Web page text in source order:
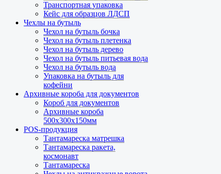
Транспортная упаковка
Кейс для образцов ЛДСП
Чехлы на бутыль
Чехол на бутыль бочка
Чехол на бутыль плетенка
Чехол на бутыль дерево
Чехол на бутыль питьевая вода
Чехол на бутыль вода
Упаковка на бутыль для
кофейни
Архивные короба для документов
Короб для документов
Архивные короба
500х300х150мм
POS-продукция
Тантамареска матрешка
Тантамареска ракета,
космонавт
Тантамареска